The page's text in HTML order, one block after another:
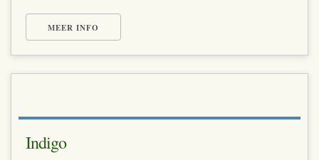
MEER INFO
Indigo